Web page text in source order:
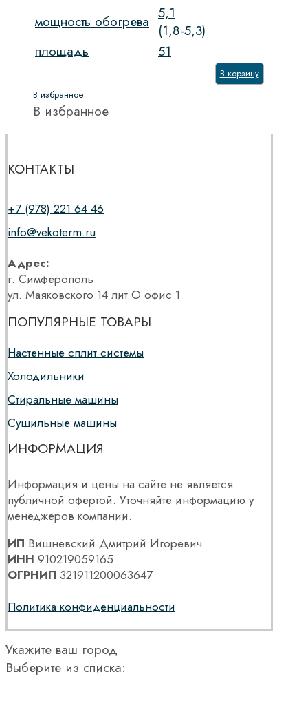
мощность обогрева 5,1
(1,8-5,3)
площадь
51
В корзину
В избранное
В избранное
КОНТАКТЫ
+7 (978) 221 64 46
info@vekoterm.ru
Адрес:
г. Симферополь
ул. Маяковского 14 лит О офис 1
ПОПУЛЯРНЫЕ ТОВАРЫ
Настенные сплит системы
Холодильники
Стиральные машины
Сушильные машины
ИНФОРМАЦИЯ
Информация и цены на сайте не является
публичной офертой. Уточняйте информацию у
менеджеров компании.
ИП Вишневский Дмитрий Игоревич
ИНН 910219059165
ОГРНИП 321911200063647
Политика конфиденциальности
Укажите ваш город
Выберите из списка: